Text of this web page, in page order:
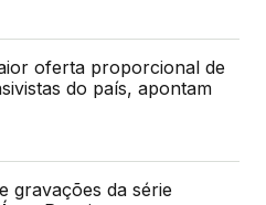
oferta proporcional de
do país, apontam
gravações da série